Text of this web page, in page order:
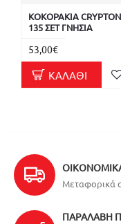
ΚΟΚΟΡΑΚΙΑ
135 ΣΕΤ ΓΝΗΣΙΑ
53,00€
ΚΑΛΆΘΙ
Μεταφορικά
ΠΑΡΑΛΑΒΉ